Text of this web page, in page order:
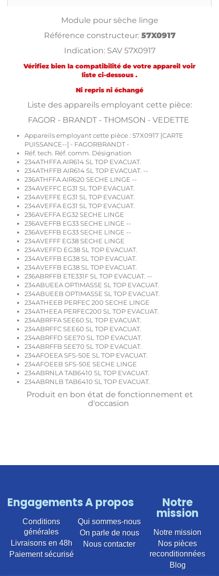
Module pour sèche linge
Référence constructeur: 57X0917
Indication: SAV 57X0917
Vérifiez bien la compatibilité de votre appareil voir
liste ci-dessous .
Ni repris ni échangé
Liste des appareils employant cette pièce:
FAGOR - BRANDT - THOMSON - VEDETTE
Appareils employant cette pièce : 57X0917 [CARTE
PUISSANCE--] - FAGORBRANDT -
Réf. tech. Réf. comm. Désignation
234ATHFFA AIR614 SL TOP EVACUAT.
234ATHFFB AIR614 SL TOP EVACUAT. --
236ATHFFA AIR620 SECHE LINGE --
234AVEFFC EG31 SL TOP EVACUAT.
234AVEFFE EG31 SL TOP EVACUAT.
234AVEFFA EG31 SL TOP EVACUAT.
236AVEFFA EG32 SECHE LINGE
236AVEFFB EG33 SECHE LINGE --
236AVEFFB EG33 SECHE LINGE --
234AVEFFF EG38 SECHE LINGE
234AVEFFD EG38 SL TOP EVACUAT.
234AVEFFB EG38 SL TOP EVACUAT.
234AVEFFB EG38 SL TOP EVACUAT.
236ABRFFB ETE331F SL TOP EVACUAT. --
234ABUEEA OPTIMASSE SL TOP EVACUAT.
234ABUEEB OPTIMASSE SL TOP EVACUAT.
234ATHEEB PERFEC 200 SECHE LINGE
234ATHEEA PERFEC200 SL TOP EVACUAT.
234ABRFFA SEE60 SL TOP EVACUAT.
234ABRFFC SEE60 SL TOP EVACUAT.
234ABRFFD SEE70 SL TOP EVACUAT.
234ABRFFB SEE70 SL TOP EVACUAT.
234AFOEEA SFS-50E SL TOP EVACUAT.
234AFOEEB SFS-50E SECHE LINGE
234ABRNLA TAB6410 SL TOP EVACUAT.
234ABRNLB TAB6410 SL TOP EVACUAT.
Produit en bon état de fonctionnement et
d'occasion
Engagements
Conditions
générales
Livraisons en 48h
Paiement sécurisé
A propos
Qui sommes-nous
On parle de nous
Nous contacter
Notre
mission
Notre mission
Nos pièces
reconditionnées
Blog